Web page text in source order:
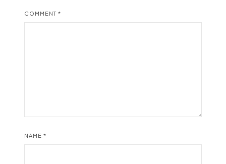
COMMENT*
NAME*